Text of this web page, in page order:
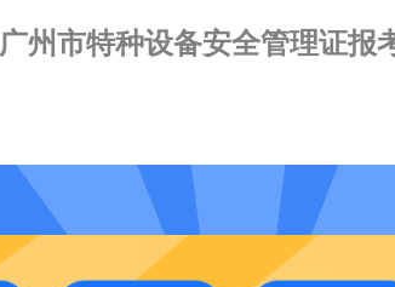
广州市特种设备安全管理证报